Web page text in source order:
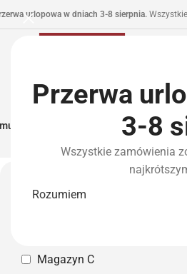
Przerwa
3-8
Wszystkie zamówienia
Rozumiem
urlopowa w dniach 3-8 sierpnia.
I Zasilanie Części I Tuning
Strona główna»Repliki elektryczne
Magazyn własny
Magazyn C